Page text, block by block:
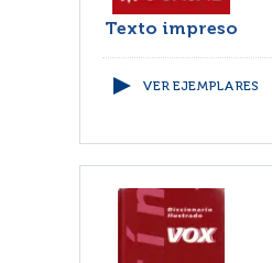
Texto impreso
VER EJEMPLARES